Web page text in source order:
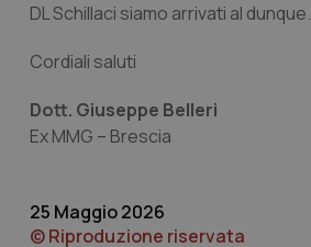
DL Schillaci siamo arrivati al dunque.
Cordiali saluti
Dott. Giuseppe Belleri
Ex MMG – Brescia
25 Maggio 2026
© Riproduzione riservata